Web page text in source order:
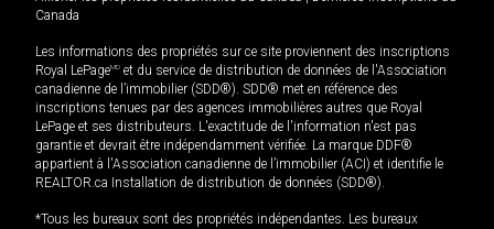
Canada
Les informations des propriétés sur ce site proviennent des inscriptions
Royal LePageMD et du service de distribution de données de l'Association
canadienne de l’immobilier (SDD®). SDD® met en référence des
inscriptions tenues par des agences immobilières autres que Royal
LePage et ses distributeurs. L'exactitude de l'information n'est pas
garantie et devrait être indépendamment vérifiée. La marque DDF®
appartient à l'Association canadienne de l’immobilier (ACI) et identifie le
REALTOR.ca Installation de distribution de données (SDD®).
*Tous les bureaux sont des propriétés indépendantes. Les bureaux